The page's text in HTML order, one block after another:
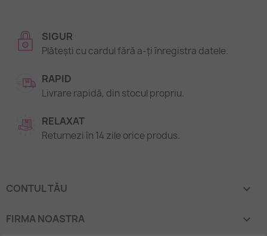
SIGUR
Plătești cu cardul fără a-ți înregistra datele.
RAPID
Livrare rapidă, din stocul propriu.
RELAXAT
Returnezi în 14 zile orice produs.
CONTUL TĂU 
FIRMA NOASTRA 